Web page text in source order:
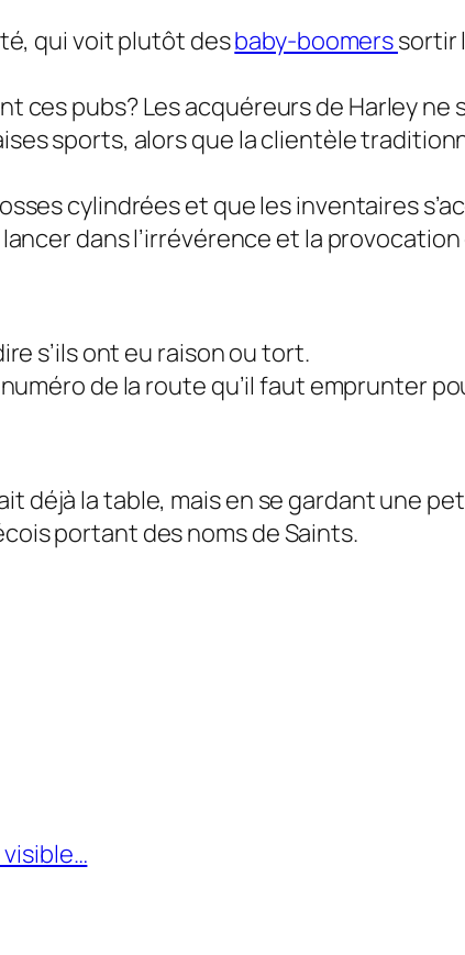
qui voit plutôt desbaby-boomerssortir
ces pubs? Les acquéreurs de Harley
sports, alors que la clientèle
cylindrées et que les inventaires
dans l’irrévérence et la
s’ils ont eu raison ou tort.
de la route qu’il faut emprunter
déjà la table, mais en se gardant une
portant des noms de Saints.